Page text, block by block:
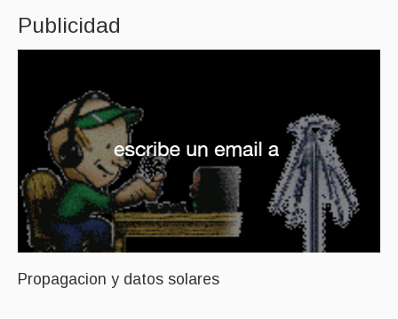
Publicidad
Propagacion y datos solares